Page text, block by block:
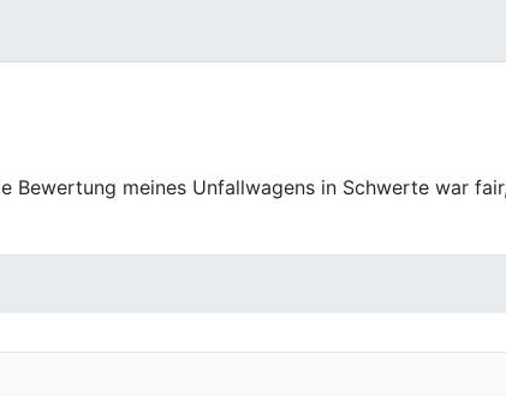
Der Grund ist einfach: faire Preise, schnelle
verkaufen möchte, ist hier dauerhaft gut